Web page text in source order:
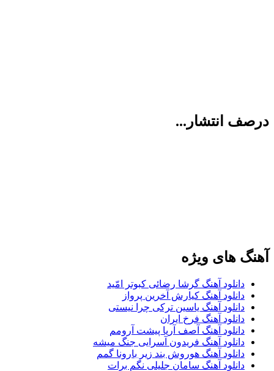
انتشار...
های ویژه
دانلود آهنگ گرشا رضائی کبوتر امّید
دانلود آهنگ کیارش آخرین پرواز
دانلود آهنگ یاسین ترکی چرا نیستی
دانلود آهنگ فرخ ایران
دانلود آهنگ آصف آریا پیشت آرومم
دانلود آهنگ فریدون آسرایی جنگ میشه
دانلود آهنگ هوروش بند زیر بارونا گمم
دانلود آهنگ سامان جلیلی نگم برات